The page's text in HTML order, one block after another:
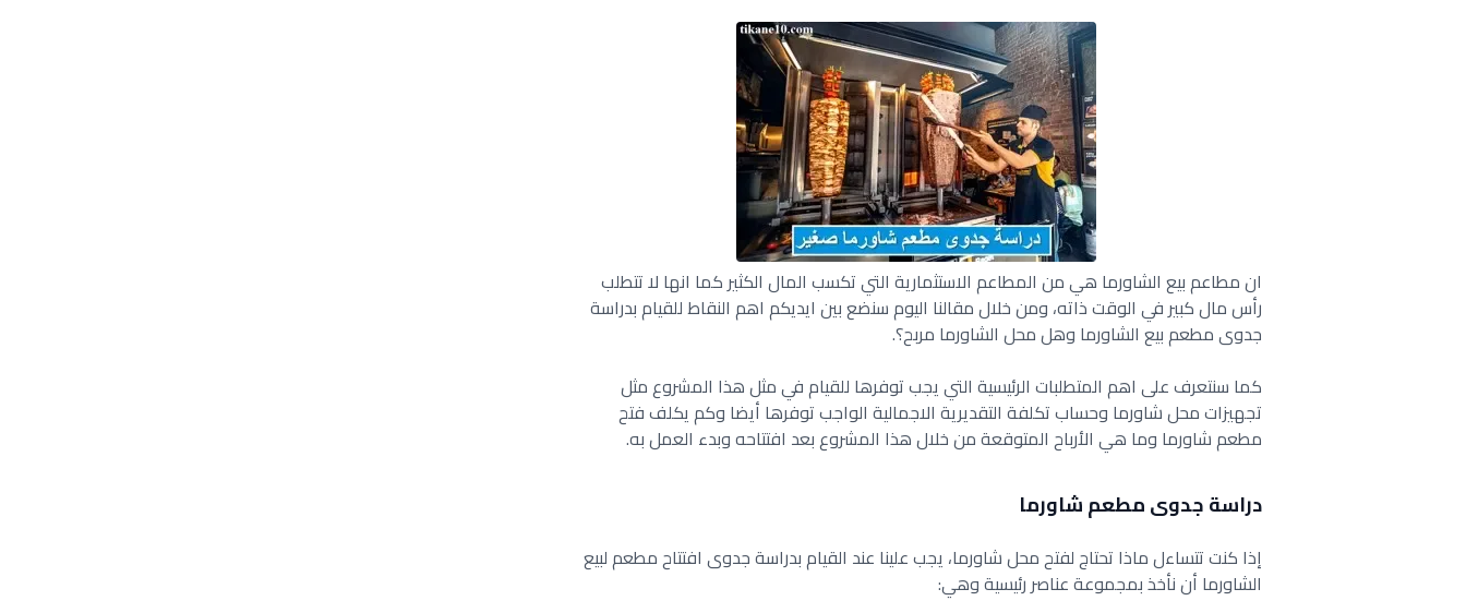
ان مطاعم بيع الشاورما هي من المطاعم الاستثمارية التي تكسب المال الكثير كما انها لا تتطلب
رأس مال كبير في الوقت ذاته، ومن خلال مقالنا اليوم سنضع بين ايديكم اهم النقاط للقيام بدراسة
جدوى مطعم بيع الشاورما وهل محل الشاورما مربح؟.
كما سنتعرف على اهم المتطلبات الرئيسية التي يجب توفرها للقيام في مثل هذا المشروع مثل
تجهيزات محل شاورما وحساب تكلفة التقديرية الاجمالية الواجب توفرها أيضا وكم يكلف فتح
مطعم شاورما وما هي الأرباح المتوقعة من خلال هذا المشروع بعد افتتاحه وبدء العمل به.
دراسة جدوى مطعم شاورما
إذا كنت تتساءل ماذا تحتاج لفتح محل شاورما، يجب علينا عند القيام بدراسة جدوى افتتاح مطعم لبيع
الشاورما أن نأخذ بمجموعة عناصر رئيسية وهي: